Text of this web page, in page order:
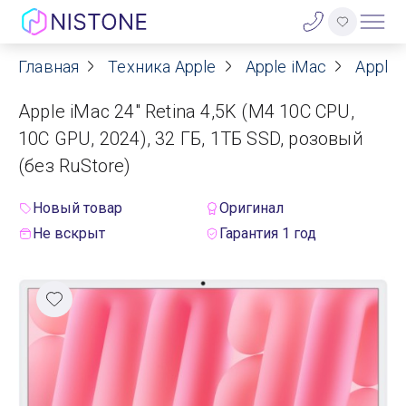
Акции
О нас
Блог
Договор оферты
Контакты
Гарантия
Главная Техника Apple Apple iMac Apple
Apple iMac 24" Retina 4,5K (M4 10C CPU,
10C GPU, 2024), 32 ГБ, 1ТБ SSD, розовый
(без RuStore)
Новый товар
Оригинал
Не вскрыт
Гарантия 1 год